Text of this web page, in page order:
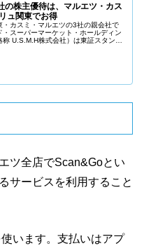
の株主優待は、マルエツ・カス
ュ関東でお得
・カスミ・マルエツの3社の親会社で
・スーパーマーケット・ホールディン
U.S.M.H株式会社）は東証スタンダ
ツ全店でScan&Goとい
サービスを利用すること
います。支払いはアプ